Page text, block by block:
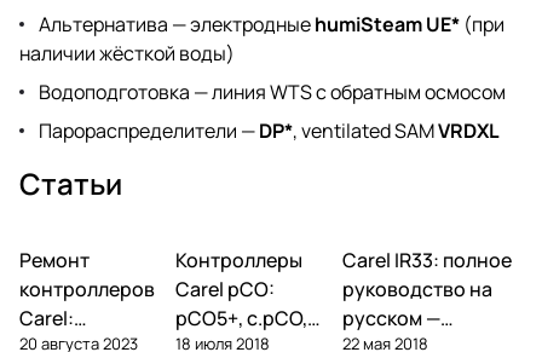
Альтернатива — электродныеhumiSteam UE* (при
наличии жёсткой воды)
Водоподготовка —линия WTS с обратным осмосом
Парораспределители —DP*, ventilated SAMVRDXL
Статьи
Автоматика и
контроллеры
Ремонт
контроллеров
Carel:
20 августа 2023
Автоматика и
контроллеры
Контроллеры
Carel pCO:
pCO5+, c.pCO,
18 июля 2018
Автоматика и
контроллеры
Carel IR33: полное
руководство на
русском —
22 мая 2018